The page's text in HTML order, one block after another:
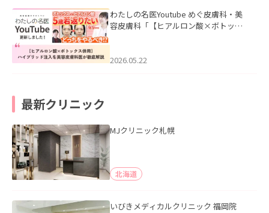
わたしの名医Youtube めぐ皮膚科・美
容皮膚科「【ヒアルロン酸×ボトック
た。
2026.05.22
最新クリニック
MJクリニック札幌
北海道
いびきメディカルクリニック 福岡院